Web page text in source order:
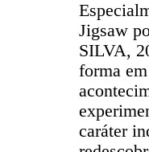
Jigsaw
SILVA,
forma
caráter